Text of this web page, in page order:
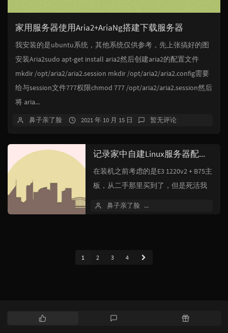
家用服务器使用Aria2+AriaNg搭建下载服务器
我安装的是ubuntu系统，其他系统仅供参考，先上张搞好的图
安装Aria2sudo apt-get install aria2然后创建aria2的配置文件
mkdir /opt/aria2/aria2.session mkdir /opt/aria2/aria2.config需要
给与session文件777权限chmod 777 /opt/aria2/aria2.session然后
将 aria...
鼻子亲了脸 2021 年 10 月 15 日 暂无评论
记录家中自建Linux服务器配置记录
在装机之前考虑的是E3 1220v2 + B75主
板，从二手那里买到了，但是死活我
鼻子亲了脸
1 2 3 4
热
随